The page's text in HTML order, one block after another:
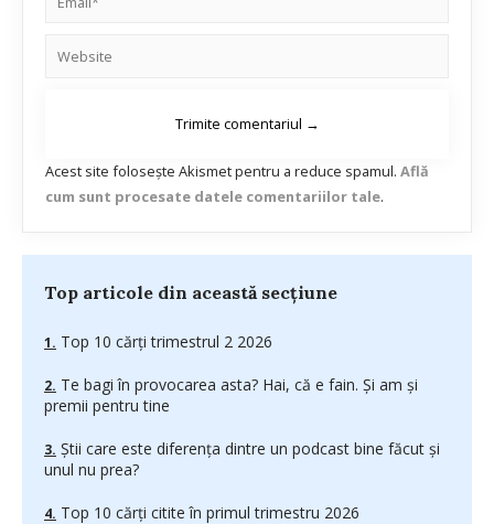
Acest site folosește Akismet pentru a reduce spamul. Află
cum sunt procesate datele comentariilor tale.
Top articole din această secțiune
Top 10 cărți trimestrul 2 2026
Te bagi în provocarea asta? Hai, că e fain. Și am și
premii pentru tine
Știi care este diferența dintre un podcast bine făcut și
unul nu prea?
Top 10 cărți citite în primul trimestru 2026